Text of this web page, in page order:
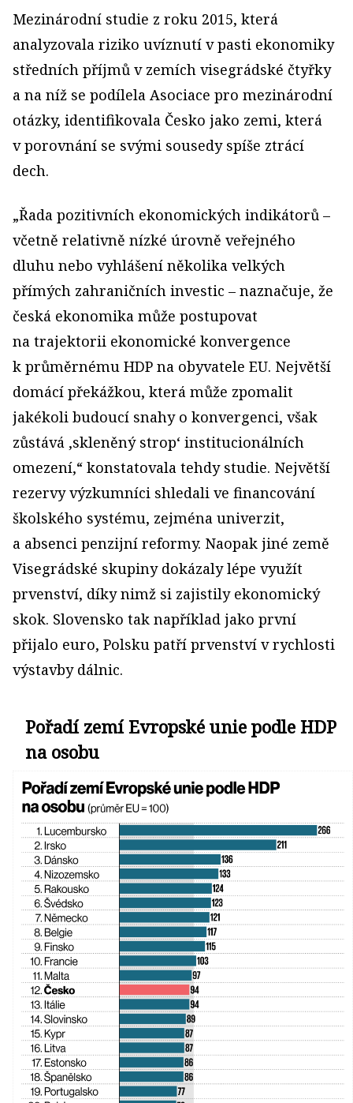
Mezinárodní studie z roku 2015, která
analyzovala riziko uvíznutí v pasti ekonomiky
středních příjmů v zemích visegrádské čtyřky
a na níž se podílela Asociace pro mezinárodní
otázky, identifikovala Česko jako zemi, která
v porovnání se svými sousedy spíše ztrácí
dech.
„Řada pozitivních ekonomických indikátorů –
včetně relativně nízké úrovně veřejného
dluhu nebo vyhlášení několika velkých
přímých zahraničních investic – naznačuje, že
česká ekonomika může postupovat
na trajektorii ekonomické konvergence
k průměrnému HDP na obyvatele EU. Největší
domácí překážkou, která může zpomalit
jakékoli budoucí snahy o konvergenci, však
zůstává ‚skleněný strop‘ institucionálních
omezení,“ konstatovala tehdy studie. Největší
rezervy výzkumníci shledali ve financování
školského systému, zejména univerzit,
a absenci penzijní reformy. Naopak jiné země
Visegrádské skupiny dokázaly lépe využít
prvenství, díky nimž si zajistily ekonomický
skok. Slovensko tak například jako první
přijalo euro, Polsku patří prvenství v rychlosti
výstavby dálnic.
Pořadí zemí Evropské unie podle HDP
na osobu